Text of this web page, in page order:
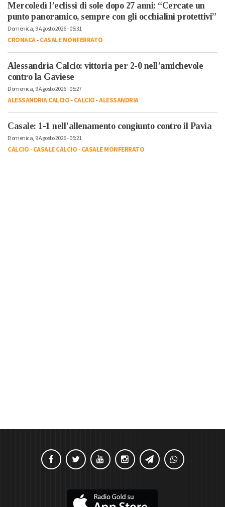
Mercoledì l’eclissi di sole dopo 27 anni: “Cercate un
punto panoramico, sempre con gli occhialini protettivi”
Domenica, 9 Agosto 2026 - 05:31
CRONACA-CASALE MONFERRATO
Alessandria Calcio: vittoria per 2-0 nell’amichevole
contro la Gaviese
Domenica, 9 Agosto 2026 - 05:27
ALESSANDRIA CALCIO-CALCIO-ALESSANDRIA
Casale: 1-1 nell’allenamento congiunto contro il Pavia
Domenica, 9 Agosto 2026 - 05:21
CALCIO-CASALE CALCIO-CASALE MONFERRATO